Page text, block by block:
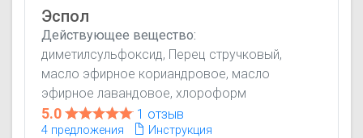
Эспол
Действующее вещество:
диметилсульфоксид, Перец стручковый,
масло эфирное кориандровое, масло
эфирное лавандовое, хлороформ
5.0 1 отзыв
4 предложения Инструкция